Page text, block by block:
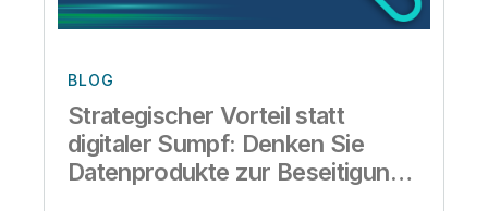
BLOG
Strategischer Vorteil statt
digitaler Sumpf: Denken Sie
Datenprodukte zur Beseitigung